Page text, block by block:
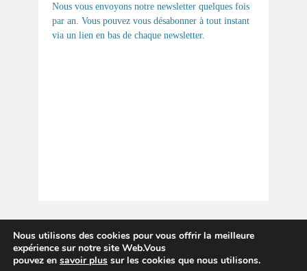
Nous vous envoyons notre newsletter quelques fois
par an. Vous pouvez vous désabonner à tout instant
via un lien en bas de chaque newsletter.
© 2015-2026 SleepClinic
Nous utilisons des cookies pour vous offrir la meilleure
expérience sur notre site Web.Vous
pouvez en savoir plus sur les cookies que nous utilisons.